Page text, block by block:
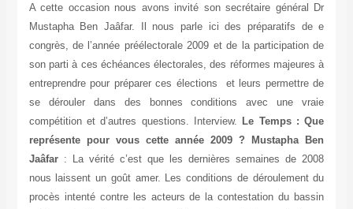
A cette occasion nous avons invité son secrétaire général Dr
Mustapha Ben Jaâfar. Il nous parle ici des préparatifs de e
congrès, de l’année préélectorale 2009 et de la participation de
son parti à ces échéances électorales, des réformes majeures à
entreprendre pour préparer ces élections et leurs permettre de
se dérouler dans des bonnes conditions avec une vraie
compétition et d’autres questions. Interview. Le Temps : Que
représente pour vous cette année 2009 ?
Mustapha Ben
Jaâfar: La vérité c’est que les dernières semaines de 2008
nous laissent un goût amer. Les conditions de déroulement du
procès intenté contre les acteurs de la contestation du bassin